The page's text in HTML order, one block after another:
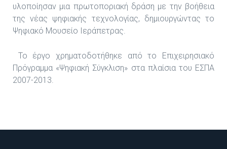
υλοποίησαν μια πρωτοποριακή δράση με την βοήθεια
της νέας ψηφιακής τεχνολογίας, δημιουργώντας το
Ψηφιακό Μουσείο Ιεράπετρας.
Το έργο χρηματοδοτήθηκε από το Επιχειρησιακό
Πρόγραμμα «Ψηφιακή Σύγκλιση» στα πλαίσια του ΕΣΠΑ
2007-2013.